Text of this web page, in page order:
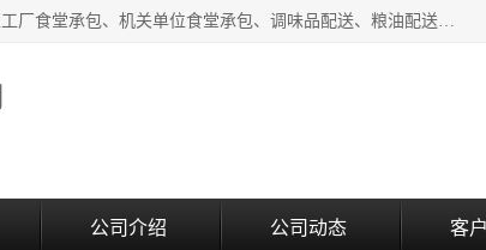
东莞市康隆膳食管理有限公司主要从事：蔬菜配送、食堂承包、企业工厂食堂承包、机关单位食堂承包、调味品配送、粮油配送、干货配送、副食配送、水果配送、海鲜配送等业务，东莞蔬菜配送电话，咨询在线客服。
公司介绍 公司动态 客